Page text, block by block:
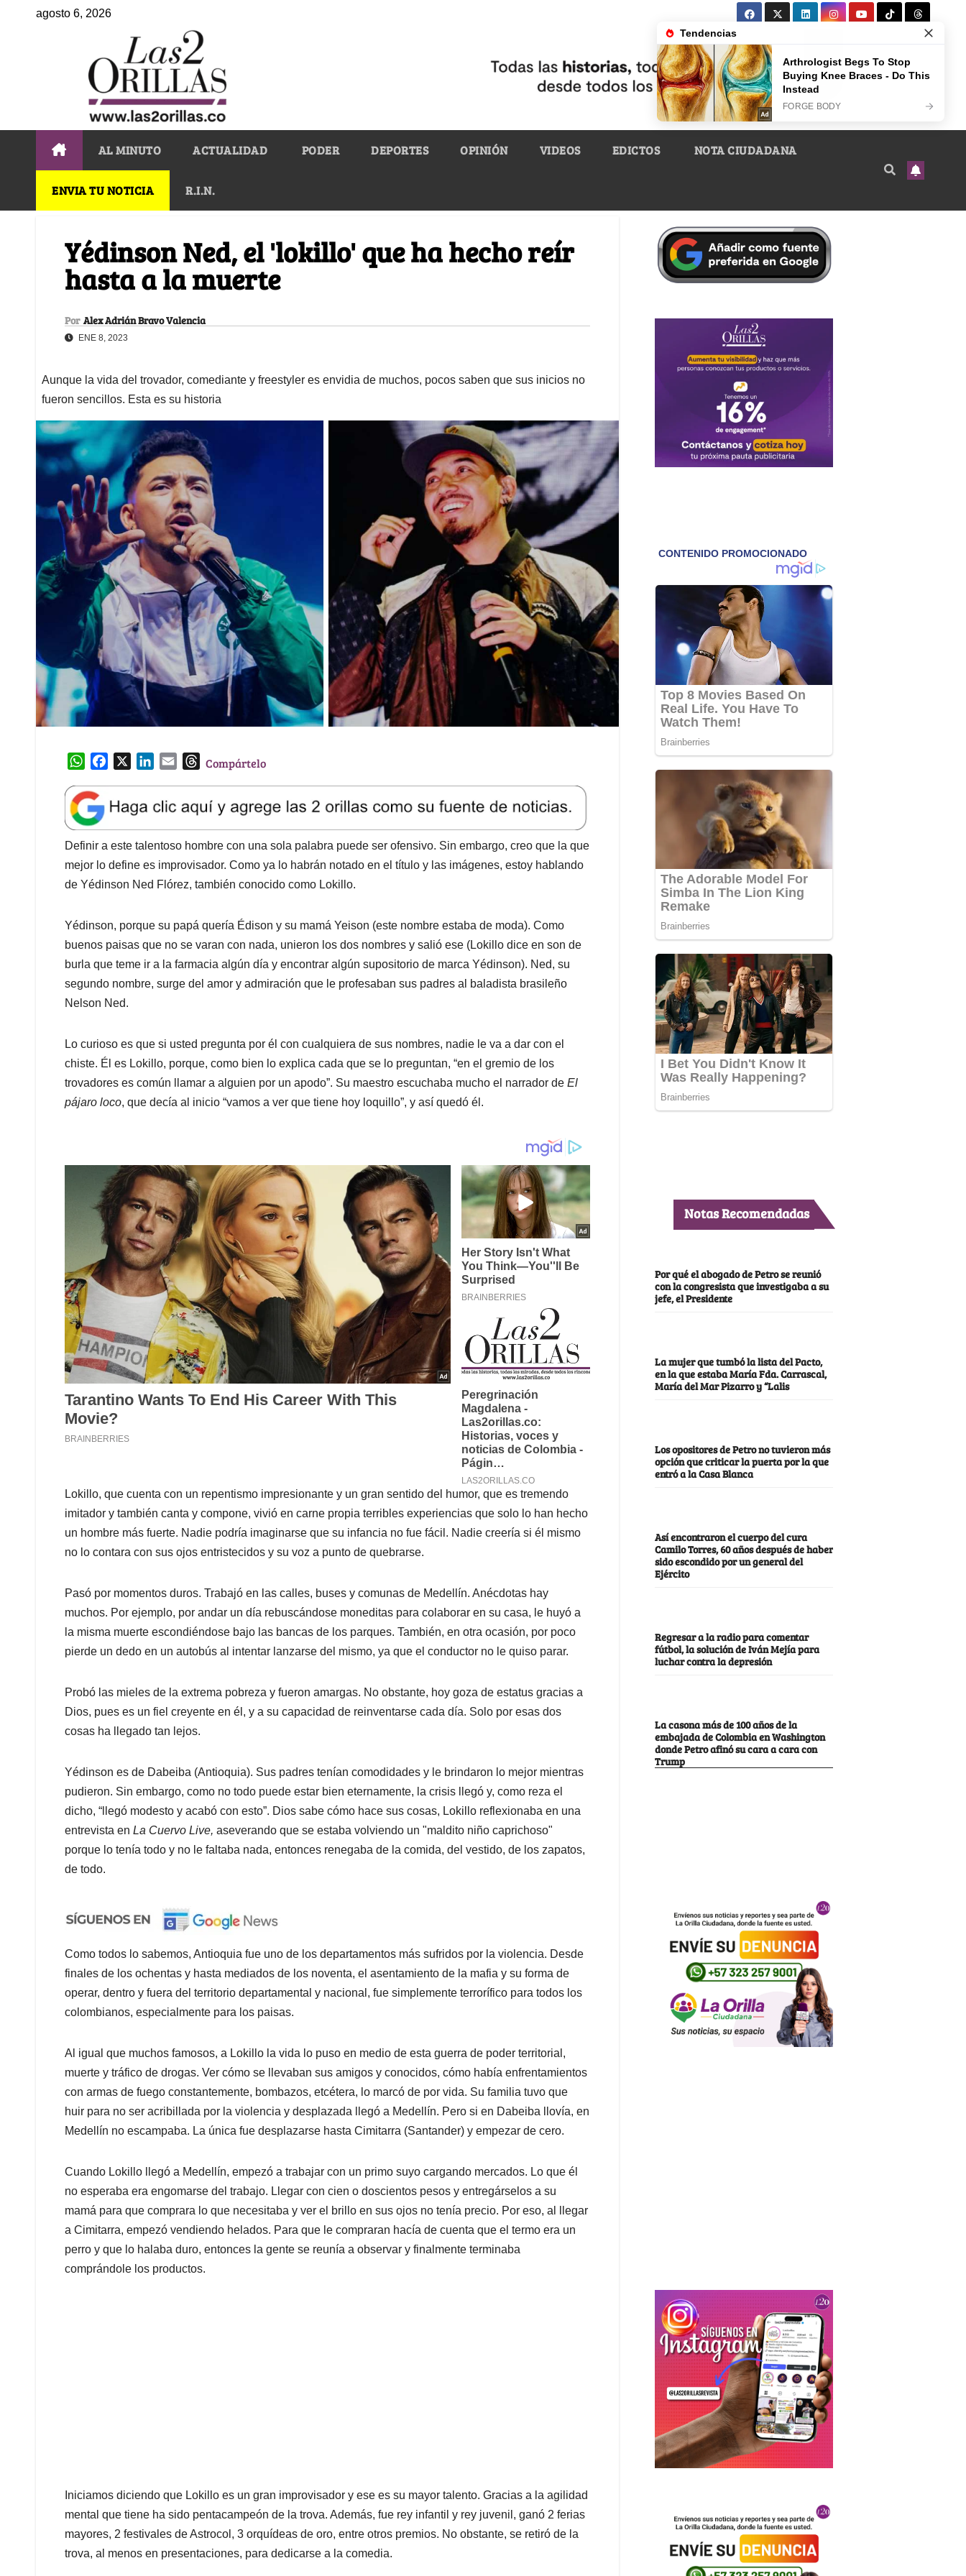
agosto 6, 2026
AL MINUTO ACTUALIDAD PODER DEPORTES OPINIÓN VIDEOS EDICTOS NOTA CIUDADANA
ENVIA TU NOTICIA R.I.N.
Yédinson Ned, el 'lokillo' que ha hecho reír
hasta a la muerte
Por Alex Adrián Bravo Valencia
ENE 8, 2023
Aunque la vida del trovador, comediante y freestyler es envidia de muchos, pocos saben que sus inicios no
fueron sencillos. Esta es su historia
W
a
t
s
A
p
p
e
b
o
o
k
k
e
d
I
n
l
T
e
a
d
s
Compártelo
Definir a este talentoso hombre con una sola palabra puede ser ofensivo. Sin embargo, creo que la que
mejor lo define es improvisador. Como ya lo habrán notado en el título y las imágenes, estoy hablando
de Yédinson Ned Flórez, también conocido como Lokillo.
Yédinson, porque su papá quería Édison y su mamá Yeison (este nombre estaba de moda). Como
buenos paisas que no se varan con nada, unieron los dos nombres y salió ese (Lokillo dice en son de
burla que teme ir a la farmacia algún día y encontrar algún supositorio de marca Yédinson). Ned, su
segundo nombre, surge del amor y admiración que le profesaban sus padres al baladista brasileño
Nelson Ned.
Lo curioso es que si usted pregunta por él con cualquiera de sus nombres, nadie le va a dar con el
chiste. Él es Lokillo, porque, como bien lo explica cada que se lo preguntan, “en el gremio de los
trovadores es común llamar a alguien por un apodo”. Su maestro escuchaba mucho el narrador de El
pájaro loco, que decía al inicio “vamos a ver que tiene hoy loquillo”, y así quedó él.
Lokillo, que cuenta con un repentismo impresionante y un gran sentido del humor, que es tremendo
imitador y también canta y compone, vivió en carne propia terribles experiencias que solo lo han hecho
un hombre más fuerte. Nadie podría imaginarse que su infancia no fue fácil. Nadie creería si él mismo
no lo contara con sus ojos entristecidos y su voz a punto de quebrarse.
Pasó por momentos duros. Trabajó en las calles, buses y comunas de Medellín. Anécdotas hay
muchos. Por ejemplo, por andar un día rebuscándose moneditas para colaborar en su casa, le huyó a
la misma muerte escondiéndose bajo las bancas de los parques. También, en otra ocasión, por poco
pierde un dedo en un autobús al intentar lanzarse del mismo, ya que el conductor no le quiso parar.
Probó las mieles de la extrema pobreza y fueron amargas. No obstante, hoy goza de estatus gracias a
Dios, pues es un fiel creyente en él, y a su capacidad de reinventarse cada día. Solo por esas dos
cosas ha llegado tan lejos.
Yédinson es de Dabeiba (Antioquia). Sus padres tenían comodidades y le brindaron lo mejor mientras
pudieron. Sin embargo, como no todo puede estar bien eternamente, la crisis llegó y, como reza el
dicho, “llegó modesto y acabó con esto”. Dios sabe cómo hace sus cosas, Lokillo reflexionaba en una
entrevista en La Cuervo Live, aseverando que se estaba volviendo un "maldito niño caprichoso"
porque lo tenía todo y no le faltaba nada, entonces renegaba de la comida, del vestido, de los zapatos,
de todo.
Como todos lo sabemos, Antioquia fue uno de los departamentos más sufridos por la violencia. Desde
finales de los ochentas y hasta mediados de los noventa, el asentamiento de la mafia y su forma de
operar, dentro y fuera del territorio departamental y nacional, fue simplemente terrorífico para todos los
colombianos, especialmente para los paisas.
Al igual que muchos famosos, a Lokillo la vida lo puso en medio de esta guerra de poder territorial,
muerte y tráfico de drogas. Ver cómo se llevaban sus amigos y conocidos, cómo había enfrentamientos
con armas de fuego constantemente, bombazos, etcétera, lo marcó de por vida. Su familia tuvo que
huir para no ser acribillada por la violencia y desplazada llegó a Medellín. Pero si en Dabeiba llovía, en
Medellín no escampaba. La única fue desplazarse hasta Cimitarra (Santander) y empezar de cero.
Cuando Lokillo llegó a Medellín, empezó a trabajar con un primo suyo cargando mercados. Lo que él
no esperaba era engomarse del trabajo. Llegar con cien o doscientos pesos y entregárselos a su
mamá para que comprara lo que necesitaba y ver el brillo en sus ojos no tenía precio. Por eso, al llegar
a Cimitarra, empezó vendiendo helados. Para que le compraran hacía de cuenta que el termo era un
perro y que lo halaba duro, entonces la gente se reunía a observar y finalmente terminaba
comprándole los productos.
Iniciamos diciendo que Lokillo es un gran improvisador y ese es su mayor talento. Gracias a la agilidad
mental que tiene ha sido pentacampeón de la trova. Además, fue rey infantil y rey juvenil, ganó 2 ferias
mayores, 2 festivales de Astrocol, 3 orquídeas de oro, entre otros premios. No obstante, se retiró de la
trova, al menos en presentaciones, para dedicarse a la comedia.
Notas Recomendadas
Por qué el abogado de Petro se reunió
con la congresista que investigaba a su
jefe, el Presidente
La mujer que tumbó la lista del Pacto,
en la que estaba María Fda. Carrascal,
María del Mar Pizarro y “Lalis
Los opositores de Petro no tuvieron más
opción que criticar la puerta por la que
entró a la Casa Blanca
Así encontraron el cuerpo del cura
Camilo Torres, 60 años después de haber
sido escondido por un general del
Ejército
Regresar a la radio para comentar
fútbol, la solución de Iván Mejía para
luchar contra la depresión
La casona más de 100 años de la
embajada de Colombia en Washington
donde Petro afinó su cara a cara con
Trump